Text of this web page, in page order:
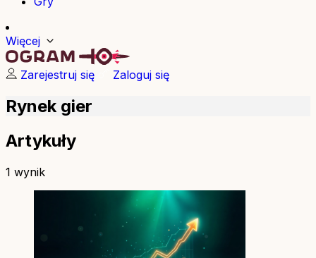
Więcej
Zarejestruj się Zaloguj się
Rynek gier
Artykuły
1 wynik